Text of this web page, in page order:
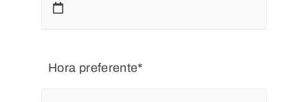
Hora preferente*